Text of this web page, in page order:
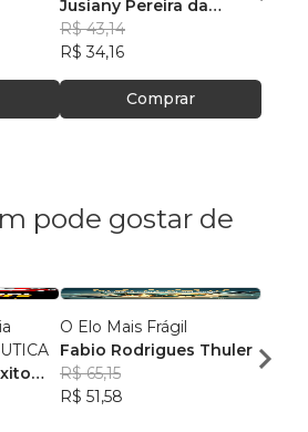
Legal: Pesquisas e
Práticas Pedagógicas
Jusiany Pereira da
Cunha dos Santos
R$ 43,14
R$ 34,16
Comprar
Érica
pode gostar de
O Elo Mais Frágil
Fabio Rodrigues Thuler
R$ 65,15
R$ 51,58
R$